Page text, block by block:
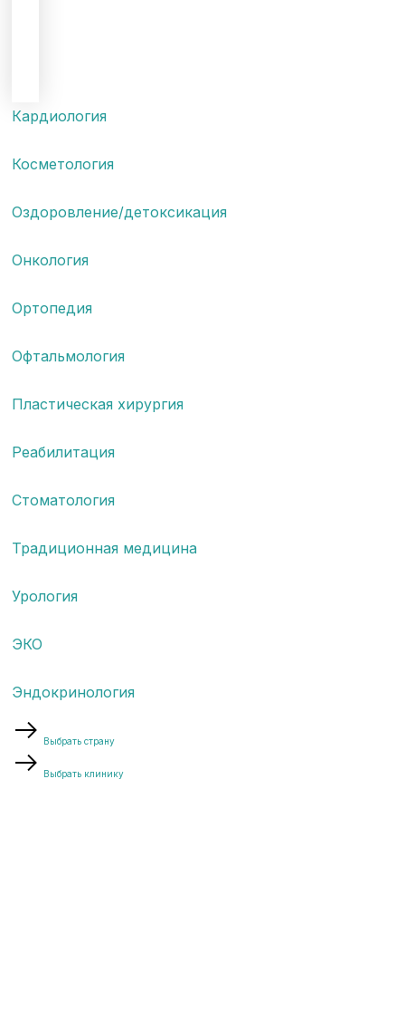
Кардиология
Косметология
Оздоровление/детоксикация
Онкология
Ортопедия
Офтальмология
Пластическая хирургия
Реабилитация
Стоматология
Традиционная медицина
Урология
ЭКО
Эндокринология
Выбрать страну
Выбрать клинику